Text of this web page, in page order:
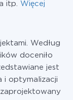
itp. Więcej
Według
doceniło
jest
i optymalizacji